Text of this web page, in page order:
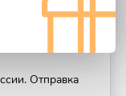
Отправка